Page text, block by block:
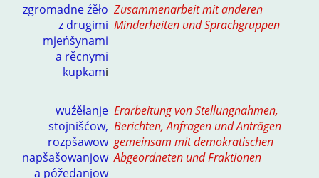
zgromadne źěło
z drugimi
mjeńšynami
a rěcnymi
kupkami
Zusammenarbeit mit anderen
Minderheiten und Sprachgruppen
wuźěłanje
stojnišćow,
rozpšawow
napšašowanjow
a póžedanjow
Erarbeitung von Stellungnahmen,
Berichten, Anfragen und Anträgen
gemeinsam mit demokratischen
Abgeordneten und Fraktionen